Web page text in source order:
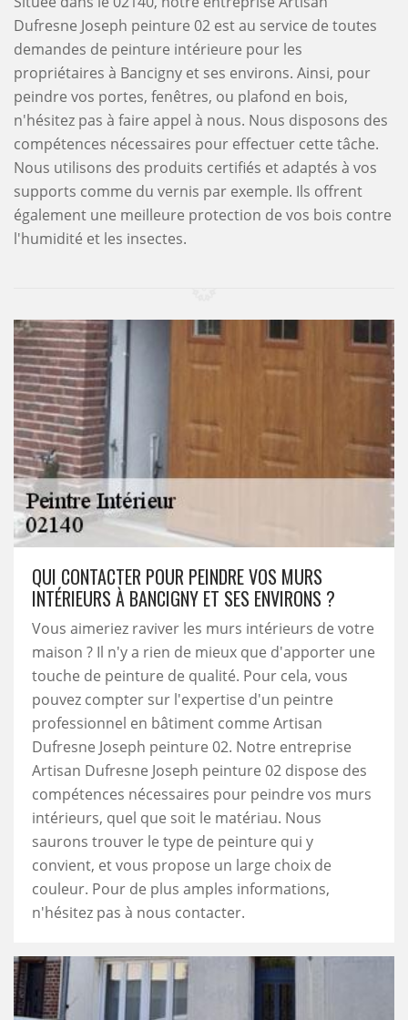
Dufresne Joseph peinture 02 est au service de toutes
demandes de peinture intérieure pour les
propriétaires à Bancigny et ses environs. Ainsi, pour
peindre vos portes, fenêtres, ou plafond en bois,
n'hésitez pas à faire appel à nous. Nous disposons des
compétences nécessaires pour effectuer cette tâche.
Nous utilisons des produits certifiés et adaptés à vos
supports comme du vernis par exemple. Ils offrent
également une meilleure protection de vos bois contre
l'humidité et les insectes.
QUI CONTACTER POUR PEINDRE VOS MURS
INTÉRIEURS À BANCIGNY ET SES ENVIRONS ?
Vous aimeriez raviver les murs intérieurs de votre
maison ? Il n'y a rien de mieux que d'apporter une
touche de peinture de qualité. Pour cela, vous
pouvez compter sur l'expertise d'un peintre
professionnel en bâtiment comme Artisan
Dufresne Joseph peinture 02. Notre entreprise
Artisan Dufresne Joseph peinture 02 dispose des
compétences nécessaires pour peindre vos murs
intérieurs, quel que soit le matériau. Nous
saurons trouver le type de peinture qui y
convient, et vous propose un large choix de
couleur. Pour de plus amples informations,
n'hésitez pas à nous contacter.